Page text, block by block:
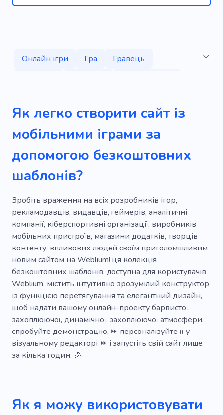
Онлайн ігри Гра
Гравець
Як легко створити сайт із
мобільними іграми за
допомогою безкоштовних
шаблонів?
Зробіть враження на всіх розробників ігор,
рекламодавців, видавців, геймерів, аналітичні
компанії, кіберспортивні організації, виробників
мобільних пристроїв, магазини додатків, творців
контенту, впливових людей своїм приголомшливим
новим сайтом на Weblium! ця колекція
безкоштовних шаблонів, доступна для користувачів
Weblium, містить інтуїтивно зрозумілий конструктор
із функцією перетягування та елегантний дизайн,
щоб надати вашому онлайн-проекту барвистої,
захоплюючої, динамічної, захоплюючої атмосфери.
спробуйте демонстрацію, ⏩ персоналізуйте її у
візуальному редакторі ⏩ і запустіть свій сайт лише
за кілька годин. 🎉
Як я можу використовувати